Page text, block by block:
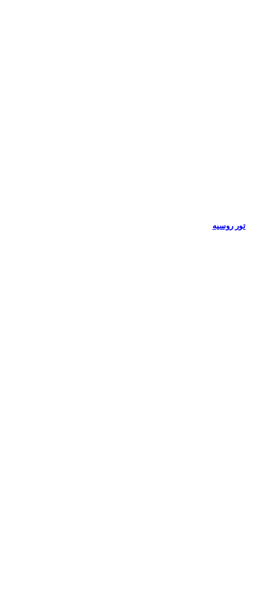
تور روسیه